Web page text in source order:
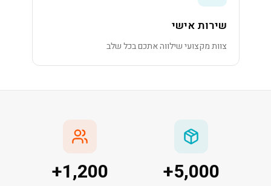
שירות אישי
צוות מקצועי שילווה אתכם בכל שלב
5,000
+
1,200
+